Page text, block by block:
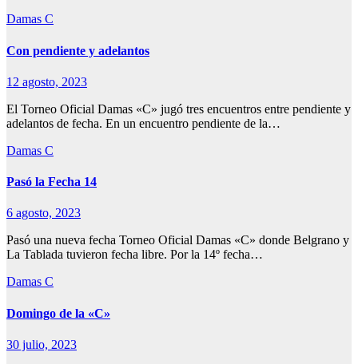
Damas C
Con pendiente y adelantos
12 agosto, 2023
El Torneo Oficial Damas «C» jugó tres encuentros entre pendiente y
adelantos de fecha. En un encuentro pendiente de la…
Damas C
Pasó la Fecha 14
6 agosto, 2023
Pasó una nueva fecha Torneo Oficial Damas «C» donde Belgrano y
La Tablada tuvieron fecha libre. Por la 14º fecha…
Damas C
Domingo de la «C»
30 julio, 2023